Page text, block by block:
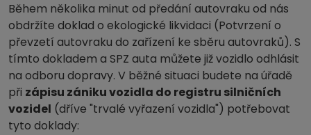
Během několika minut od předání autovraku od nás
obdržíte doklad o ekologické likvidaci (Potvrzení o
převzetí autovraku do zařízení ke sběru autovraků). S
tímto dokladem a SPZ auta můžete již vozidlo odhlásit
na odboru dopravy. V běžné situaci budete na úřadě
při zápisu zániku vozidla do registru silničních
vozidel (dříve "trvalé vyřazení vozidla") potřebovat
tyto doklady: